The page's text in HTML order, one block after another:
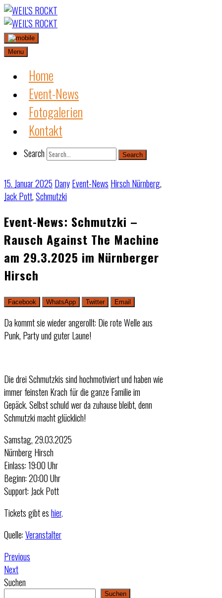
Skip
to
content
Menu
Home
Event-News
Fotogalerien
Kontakt
Search Search
15. Januar 2025 DanyEvent-News Hirsch Nürnberg,
Jack Pott,Schmutzki
Event-News: Schmutzki –
Rausch Against The Machine
am 29.3.2025 im Nürnberger
Hirsch
Facebook WhatsApp Twitter Email
Da kommt sie wieder angerollt: Die rote Welle aus
Punk, Party und guter Laune!
Die drei Schmutzkis sind hochmotiviert und haben wie
immer feinsten Krach für die ganze Familie im
Gepäck. Selbst schuld wer da zuhause bleibt, denn
Schmutzki macht glücklich!
Samstag, 29.03.2025
Nürnberg Hirsch
Einlass: 19:00 Uhr
Beginn: 20:00 Uhr
Support: Jack Pott
Tickets gibt eshier.
Quelle:Veranstalter
Previous
Next
Suchen
Suchen